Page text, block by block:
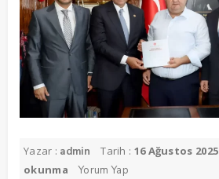
Yazar : admin Tarih : 16 Ağustos 2025
okunma
Yorum Yap